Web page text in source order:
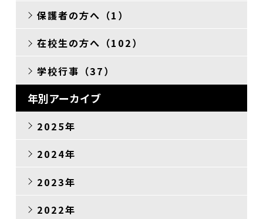
保護者の方へ（1）
在校生の方へ（102）
学校行事（37）
年別アーカイブ
2025年
2024年
2023年
2022年